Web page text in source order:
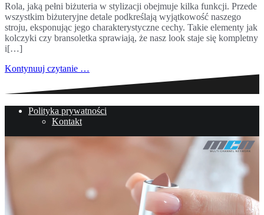
Rola, jaką pełni biżuteria w stylizacji obejmuje kilka funkcji. Przede
wszystkim biżuteryjne detale podkreślają wyjątkowość naszego
stroju, eksponując jego charakterystyczne cechy. Takie elementy jak
kolczyki czy bransoletka sprawiają, że nasz look staje się kompletny
i[…]
Kontynuuj czytanie …
Polityka prywatności
Kontakt